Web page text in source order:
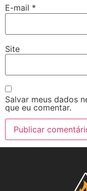
E-mail *
Site
Salvar meus dados
que eu comentar.